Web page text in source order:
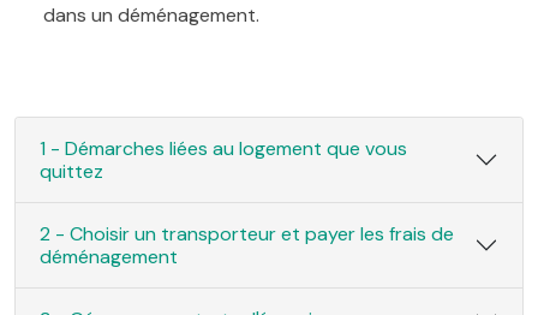
dans un déménagement.
1 - Démarches liées au logement que vous
quittez
2 - Choisir un transporteur et payer les frais de
déménagement